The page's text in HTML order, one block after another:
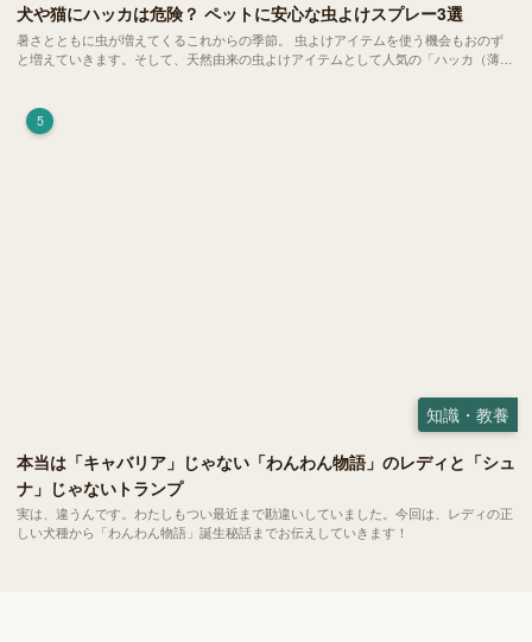
犬や猫にハッカは危険？ ペットに安心な虫よけスプレー3選
暑さとともに虫が増えてくるこれからの季節。 虫よけアイテムを使う機会もおのず
と増えていきます。そして、天然由来の虫よけアイテムとして人気の「ハッカ（薄
5
知識・教養
本当は「キャバリア」じゃない「わんわん物語」のレディと「シュ
ナ」じゃないトランプ
実は、違うんです。わたしもつい最近まで勘違いしていました。今回は、レディの正
しい犬種から「わんわん物語」誕生秘話までお伝えしていきます！